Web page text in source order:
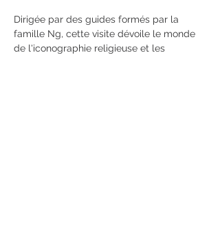
Dirigée par des guides formés par la
famille Ng, cette visite dévoile le monde
de l'iconographie religieuse et les